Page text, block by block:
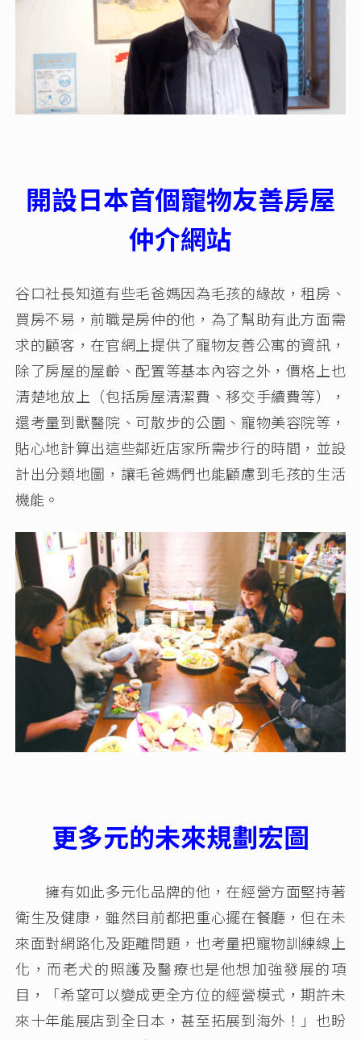
開設日本首個寵物友善房屋
仲介網站
谷口社長知道有些毛爸媽因為毛孩的緣故，租房、
買房不易，前職是房仲的他，為了幫助有此方面需
求的顧客，在官網上提供了寵物友善公寓的資訊，
除了房屋的屋齡、配置等基本內容之外，價格上也
清楚地放上（包括房屋清潔費、移交手續費等），
還考量到獸醫院、可散步的公園、寵物美容院等，
貼心地計算出這些鄰近店家所需步行的時間，並設
計出分類地圖，讓毛爸媽們也能顧慮到毛孩的生活
機能。
更多元的未來規劃宏圖
擁有如此多元化品牌的他，在經營方面堅持著
衛生及健康，雖然目前都把重心擺在餐廳，但在未
來面對網路化及距離問題，也考量把寵物訓練線上
化，而老犬的照護及醫療也是他想加強發展的項
目，「希望可以變成更全方位的經營模式，期許未
來十年能展店到全日本，甚至拓展到海外！」也盼